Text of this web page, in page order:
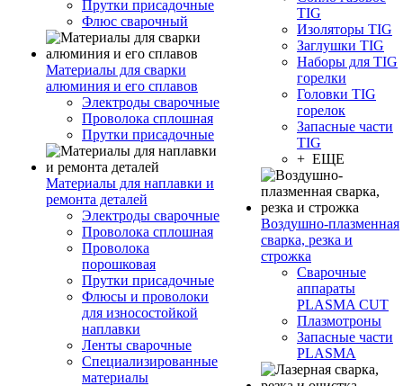
Прутки присадочные
Флюс сварочный
Материалы для сварки
алюминия и его сплавов
Электроды сварочные
Проволока сплошная
Прутки присадочные
Материалы для наплавки и
ремонта деталей
Электроды сварочные
Проволока сплошная
Проволока
порошковая
Прутки присадочные
Флюсы и проволоки
для износостойкой
наплавки
Ленты сварочные
Специализированные
материалы
TIG
Изоляторы TIG
Заглушки TIG
Наборы для TIG
горелки
Головки TIG
горелок
Запасные части
TIG
+ ЕЩЕ
Воздушно-плазменная
сварка, резка и
строжка
Сварочные
аппараты
PLASMA CUT
Плазмотроны
Запасные части
PLASMA